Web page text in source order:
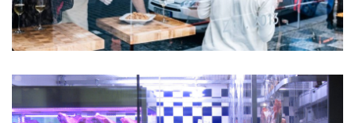
rezidence šantovka